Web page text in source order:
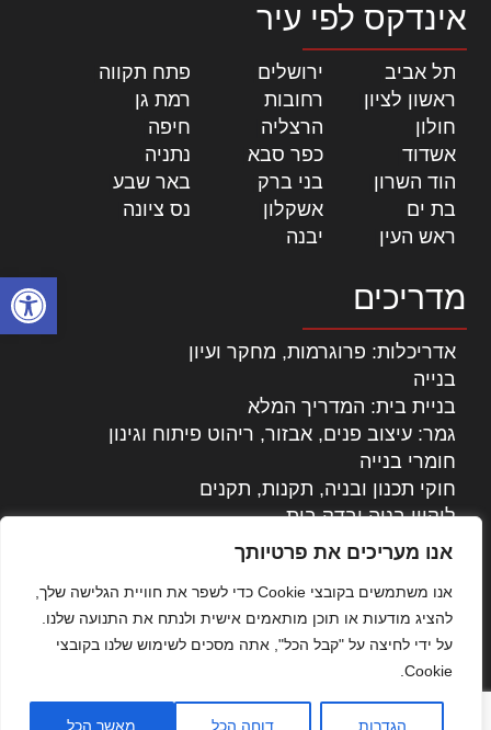
פתח
אנו מעריכים את פרטיותך
אנו משתמשים בקובצי Cookie כדי לשפר את חוויית הגלישה שלך,
להציג מודעות או תוכן מותאמים אישית ולנתח את התנועה שלנו.
על ידי לחיצה על "קבל הכל", אתה מסכים לשימוש שלנו בקובצי
Cookie.
הגדרות דוחה הכל מאשר הכל
אינדקס לפי עיר
תל אביב ירושלים פתח תקווה
ראשון לציון
רחובות רמת גן
חולון
הרצליה חיפה
אשדוד
כפר סבא נתניה
הוד השרון
בני ברק באר שבע
בת ים
אשקלון נס ציונה
ראש העין
יבנה
מדריכים
אדריכלות: פרוגרמות, מחקר ועיון
בנייה
בניית בית: המדריך המלא
גמר: עיצוב פנים, אבזור, ריהוט פיתוח וגינון
חומרי בנייה
חוקי תכנון ובניה, תקנות, תקנים
ליקויי בניה ובדק בית
נדל"ן: זכויות, אגרות ועסקאות
עקרונות ניהול אחזקה מתקדמות
צילום אדריכלי
שיווק נדלן
שיטות בניה: מפרטים והמלצות
תוכן שיווקי